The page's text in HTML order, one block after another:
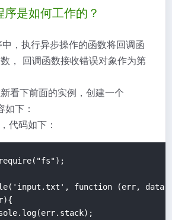
是如何工作的？
，执行异步操作的函数将回调函
， 回调函数接收错误对象作为第
看下前面的实例，创建一个
下：
代码如下：
function (err,